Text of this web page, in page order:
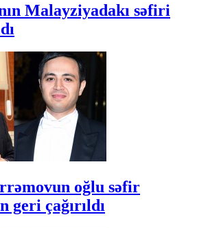
Malayziyadakı səfiri
oğlu səfir
geri çağırıldı